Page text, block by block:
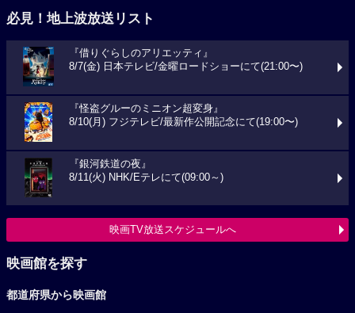
必見！地上波放送リスト
『借りぐらしのアリエッティ』
8/7(金) 日本テレビ/金曜ロードショーにて(21:00〜)
『怪盗グルーのミニオン超変身』
8/10(月) フジテレビ/最新作公開記念にて(19:00〜)
『銀河鉄道の夜』
8/11(火) NHK/Eテレにて(09:00～)
映画TV放送スケジュールへ
映画館を探す
都道府県から映画館